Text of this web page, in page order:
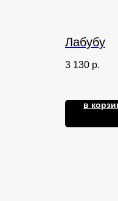
Лабубу
3 130 р.
в